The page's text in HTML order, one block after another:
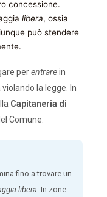
concessione.
libera, ossia
può stendere
perentrarein
la legge. In
Capitaneria di
Comune.
fino a trovare un
libera . In zone